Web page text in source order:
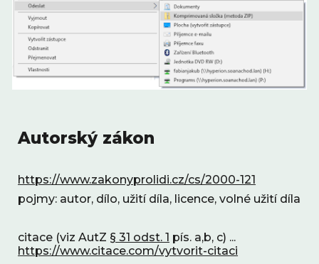
Autorský zákon
https://www.zakonyprolidi.cz/cs/2000-121
pojmy: autor, dílo, užití díla, licence, volné užití díla
citace (viz AutZ § 31 odst. 1
https://www.citace.com/vytvorit-citaci